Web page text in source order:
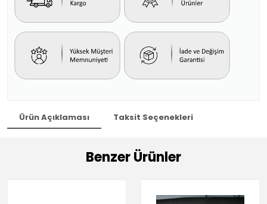
Ürün Açıklaması Taksit Seçenekleri
Benzer Ürünler